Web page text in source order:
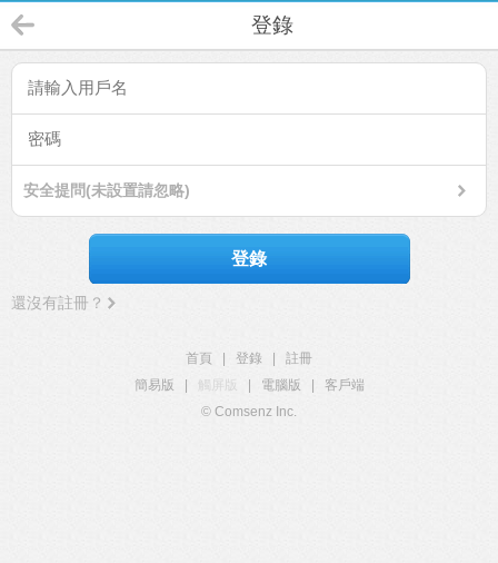
登錄
安全提問(未設置請忽略)
登錄
還沒有註冊？
首頁 登錄
註冊
簡易版
觸屏版 電腦版
客戶端
© Comsenz Inc.